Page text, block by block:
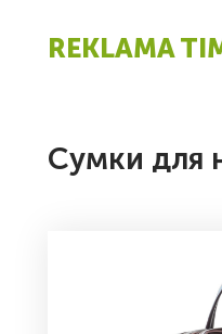
REKLAMA
Сумки для